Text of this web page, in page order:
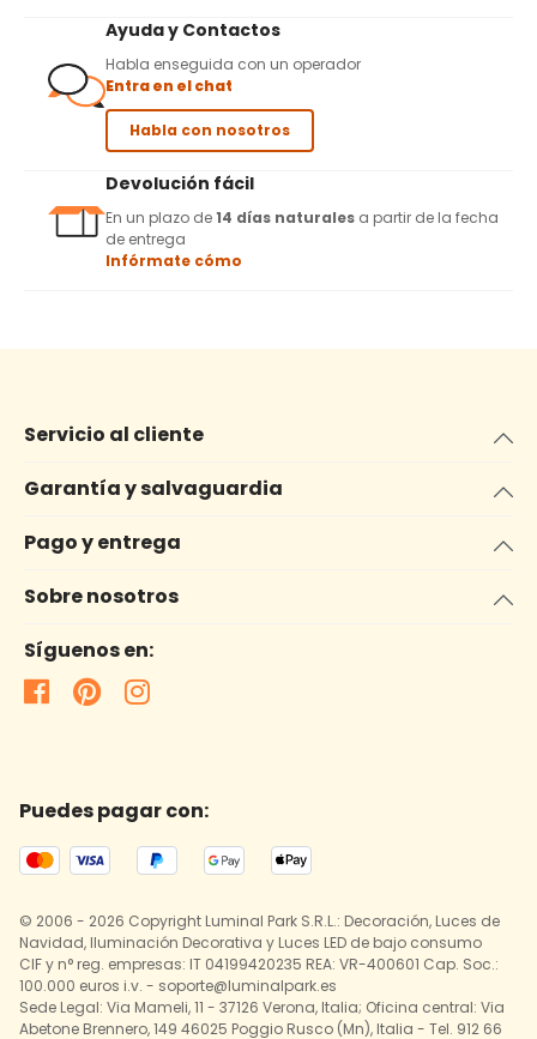
Ayuda y Contactos
Habla enseguida con un operador
Entra en el chat
Habla con nosotros
Devolución fácil
En un plazo de14 días naturales a partir de la fecha
de entrega
Infórmate cómo
Servicio al cliente
Garantía y salvaguardia
Pago y entrega
Sobre nosotros
Síguenos en:
Puedes pagar con:
© 2006 - 2026 Copyright Luminal Park S.R.L.: Decoración, Luces de
Navidad, Iluminación Decorativa y Luces LED de bajo consumo
CIF y n° reg. empresas: IT 04199420235 REA: VR-400601 Cap. Soc.:
100.000 euros i.v. - soporte@luminalpark.es
Sede Legal: Via Mameli, 11 - 37126 Verona, Italia; Oficina central: Via
Abetone Brennero, 149 46025 Poggio Rusco (Mn), Italia - Tel. 912 66